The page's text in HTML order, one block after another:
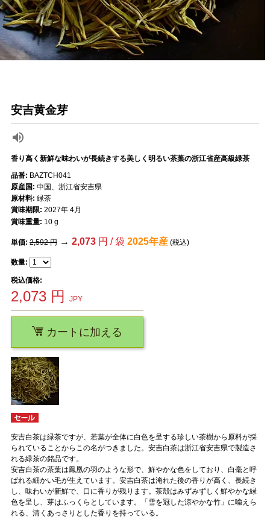
安吉黄金芽
香り高く新鮮な味わいが長続きする美しく明るい茶葉の浙江省産高級緑茶
安吉白茶は緑茶ですが、若葉が全体に白色を呈する珍しい茶樹から原料が採
られていることからこの名がつきました。安吉白茶は浙江省安吉県で製造さ
れる緑茶の銘品です。
安吉白茶の茶葉は鳳凰の羽のような形で、鮮やかな色をしており、白毫と呼
ばれる細かい毛が生えています。安吉白茶は淹れた後の香りが高く、長続き
し、味わいが新鮮で、口に香りが残ります。茶殻はみずみずしく鮮やかな緑
色を呈し、芽はふっくらとしています。「雪を冠した涼やかな竹」に喩えら
れる、清くあっさりとした香りを持っている。
品番: BAZTCH041
原産国: 中国、浙江省安吉県
原材料: 緑茶
賞味期限: 2027年 4月
賞味重量: 10 g
単価: 2,592 円→ 2,073円 / 袋 2025年産(税込)
数量:
税込価格:
2,073円 JPY
カートに加える